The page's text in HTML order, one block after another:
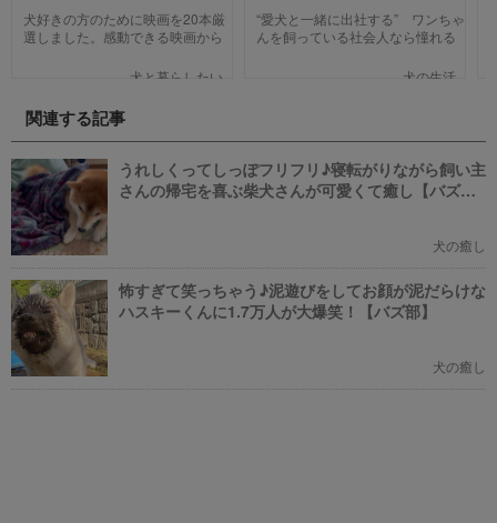
犬好きの方のために映画を20本厳
選しました。感動できる映画から
で、犬の名作映画を邦画7本,洋画7
ぞれの映画の魅力やあらすじを短
い文章で簡潔に紹介しています。
映画選びの参考にしていただけれ
ばと思います。
犬と暮らしたい
“愛犬と一緒に出社する” ワンちゃ
んを飼っている社会人なら憧れる
そんな夢のような取り組みを富士
新たに設立された【ドッグオフィ
ス】を取材してきました！
犬の生活
関連する記事
うれしくってしっぽフリフリ♪寝転がりながら飼い主
さんの帰宅を喜ぶ柴犬さんが可愛くて癒し【バズ
犬の癒し
怖すぎて笑っちゃう♪泥遊びをしてお顔が泥だらけな
ハスキーくんに1.7万人が大爆笑！【バズ部】
犬の癒し